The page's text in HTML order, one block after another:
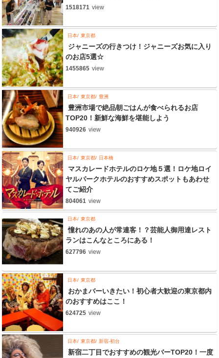
1518171 view
日本 東京都
ジャニーズの行きつけ！ジャニーズお気に入り
のお店5選☆
1455865 view
日本 東京都 豊洲
豊洲市場で絶品朝ごはんが食べられるお店
TOP20！新鮮な海鮮を堪能しよう
940926 view
日本 東京都 日本橋
マスカレードホテルのロケ地５選！ロケ地ロイ
ヤルパークホテルのおすすめスポットもあわせ
てご紹介
804061 view
日本 東京都
憧れのあの人が常連客！？芸能人御用達レスト
ランはこんなところにある！
627796 view
日本 東京都
おかまバーいきたい！初心者大歓迎の東京都内
のおすすめはここ！
624725 view
日本 東京都 新宿-初台
新宿二丁目でおすすめの観光バーTOP20！一度